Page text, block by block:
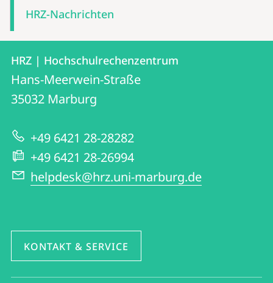
HRZ-Nachrichten
Kontakt
und
Informationen
zur
Website
Kontaktinformationen
HRZ
|
Hochschulrechenzentrum
HRZ | Hochschulrechenzentrum
Hans-Meerwein-Straße
35032 Marburg
+49 6421 28-28282
+49 6421 28-26994
helpdesk@hrz.uni-marburg.de
KONTAKT & SERVICE